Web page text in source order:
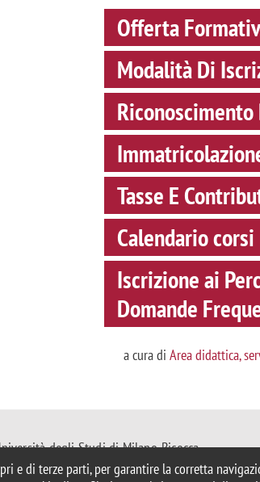
e di terze parti, per garantire la corretta
Offerta
Modalità Di
Tasse E
Calendario corsi
Iscrizione ai
Domande
a cura di Area didattica,
degli Studi di Milano-Bicocca
Nuovo, 1 - 20126, Milano